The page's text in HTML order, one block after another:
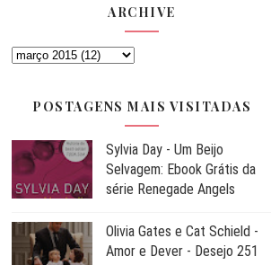
ARCHIVE
POSTAGENS MAIS VISITADAS
Sylvia Day - Um Beijo
Selvagem: Ebook Grátis da
série Renegade Angels
Olivia Gates e Cat Schield -
Amor e Dever - Desejo 251